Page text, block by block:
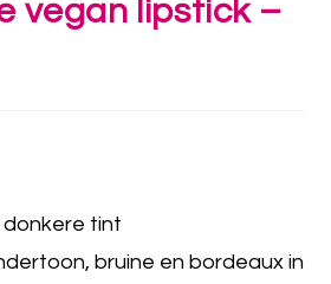
vegan lipstick –
donkere tint
bruine en bordeaux in